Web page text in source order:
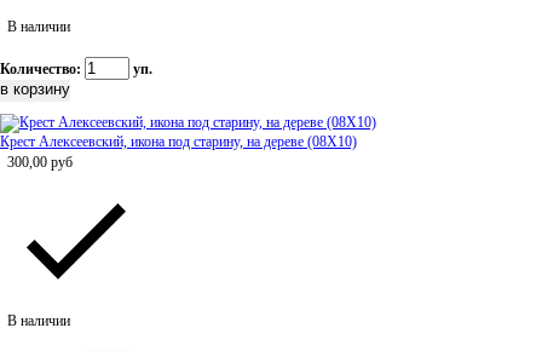
В наличии
Количество: уп.
Крест Алексеевский, икона под старину, на дереве (08Х10)
300,00 руб
В наличии